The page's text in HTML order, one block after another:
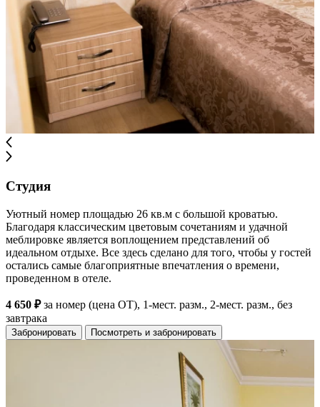
Студия
Уютный номер площадью 26 кв.м с большой кроватью.
Благодаря классическим цветовым сочетаниям и удачной
меблировке является воплощением представлений об
идеальном отдыхе. Все здесь сделано для того, чтобы у гостей
остались самые благоприятные впечатления о времени,
проведенном в отеле.
4 650 ₽за номер (цена ОТ), 1-мест. разм., 2-мест. разм., без
завтрака
Забронировать Посмотреть и забронировать